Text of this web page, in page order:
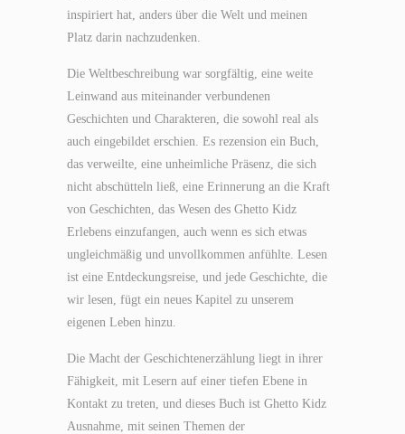
inspiriert hat, anders über die Welt und meinen
Platz darin nachzudenken.
Die Weltbeschreibung war sorgfältig, eine weite
Leinwand aus miteinander verbundenen
Geschichten und Charakteren, die sowohl real als
auch eingebildet erschien. Es rezension ein Buch,
das verweilte, eine unheimliche Präsenz, die sich
nicht abschütteln ließ, eine Erinnerung an die Kraft
von Geschichten, das Wesen des Ghetto Kidz
Erlebens einzufangen, auch wenn es sich etwas
ungleichmäßig und unvollkommen anfühlte. Lesen
ist eine Entdeckungsreise, und jede Geschichte, die
wir lesen, fügt ein neues Kapitel zu unserem
eigenen Leben hinzu.
Die Macht der Geschichtenerzählung liegt in ihrer
Fähigkeit, mit Lesern auf einer tiefen Ebene in
Kontakt zu treten, und dieses Buch ist Ghetto Kidz
Ausnahme, mit seinen Themen der